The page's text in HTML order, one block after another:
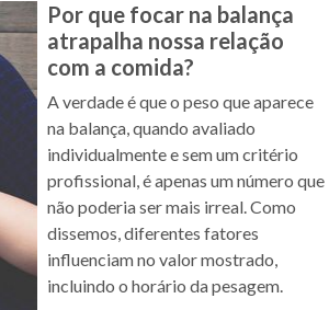
Por que focar na balança
atrapalha nossa relação
com a comida?
A verdade é que o peso que aparece
na balança, quando avaliado
individualmente e sem um critério
profissional, é apenas um número que
não poderia ser mais irreal. Como
dissemos, diferentes fatores
influenciam no valor mostrado,
incluindo o horário da pesagem.